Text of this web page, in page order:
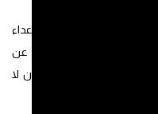
بالباطل، وخلق الأعداء
عن الوطن، “الدفاع عن
لا يسجن إنسان ظلما، وأن لا
الخوف إلى أسلوب حكم”.